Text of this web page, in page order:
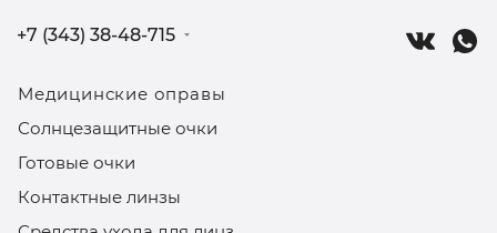
Медицинские оправы
Солнцезащитные очки
Готовые очки
Контактные линзы
+7 (343) 38-48-715